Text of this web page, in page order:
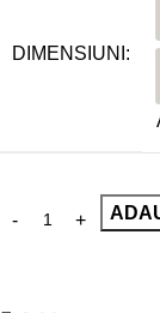
DIMENSIUNI: